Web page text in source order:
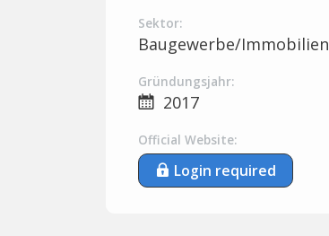
Sektor:
Baugewerbe/Immobilien
Gründungsjahr:
2017
Official Website:
Login required